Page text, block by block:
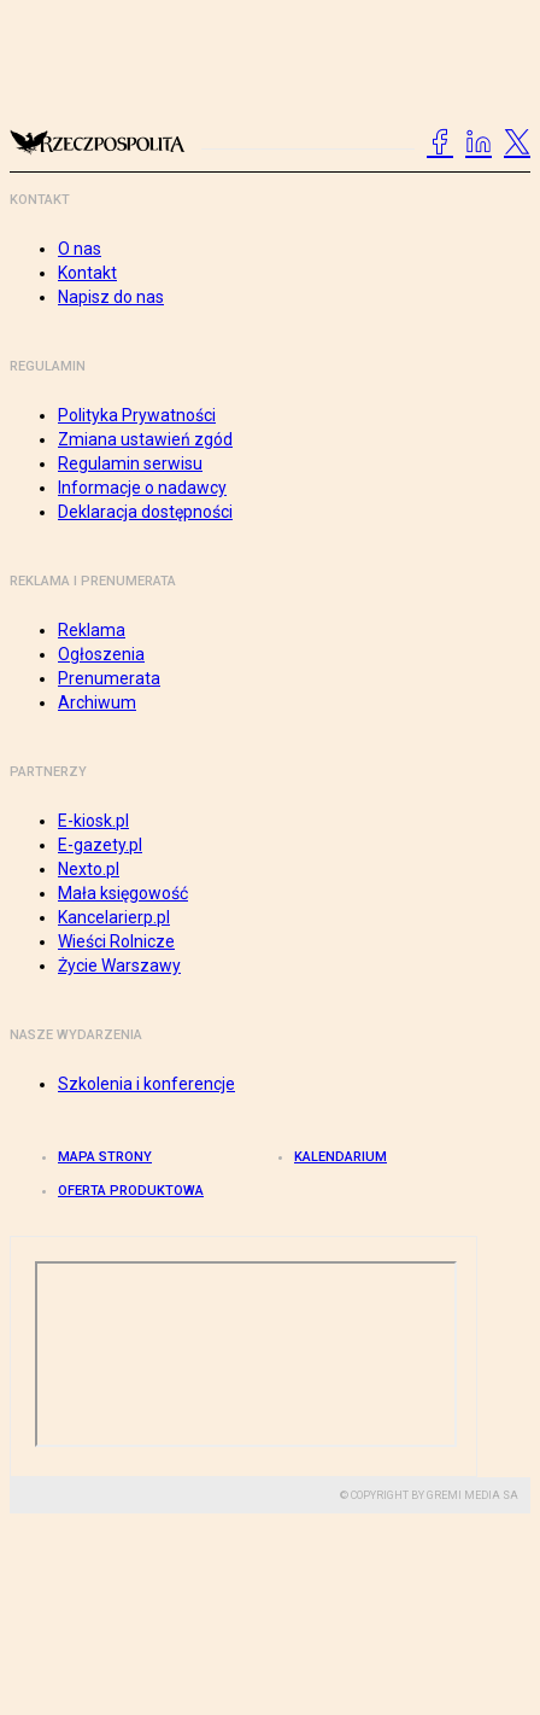
KONTAKT
O nas
Kontakt
Napisz do nas
REGULAMIN
Polityka Prywatności
Zmiana ustawień zgód
Regulamin serwisu
Informacje o nadawcy
Deklaracja dostępności
REKLAMA I PRENUMERATA
Reklama
Ogłoszenia
Prenumerata
Archiwum
PARTNERZY
E-kiosk.pl
E-gazety.pl
Nexto.pl
Mała księgowość
Kancelarierp.pl
Wieści Rolnicze
Życie Warszawy
NASZE WYDARZENIA
Szkolenia i konferencje
MAPA STRONY KALENDARIUM
OFERTA PRODUKTOWA
© COPYRIGHT BY GREMI MEDIA SA